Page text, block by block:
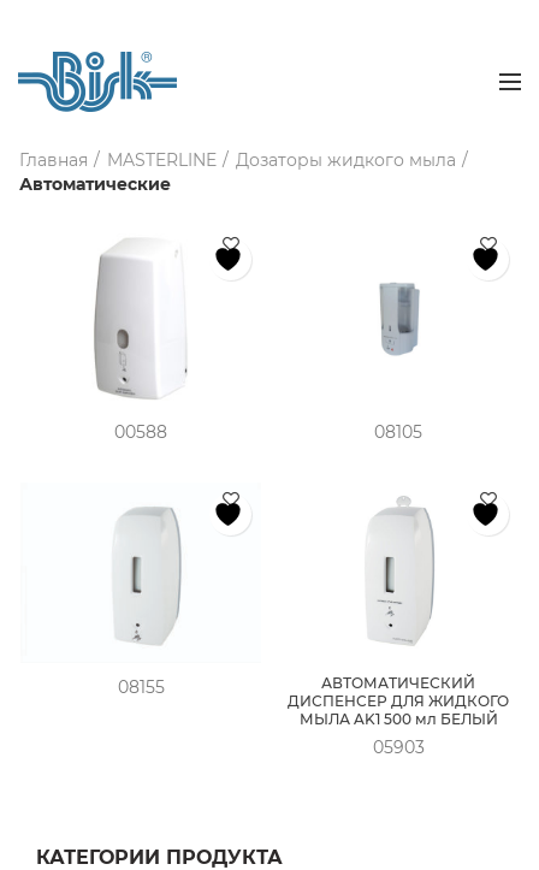
Главная MASTERLINE
Дозаторы жидкого мыла
Автоматические
00588 08105
08155
АВТОМАТИЧЕСКИЙ
ДИСПЕНСЕР ДЛЯ ЖИДКОГО
МЫЛА AK1 500 мл БЕЛЫЙ
05903
КАТЕГОРИИ ПРОДУКТА